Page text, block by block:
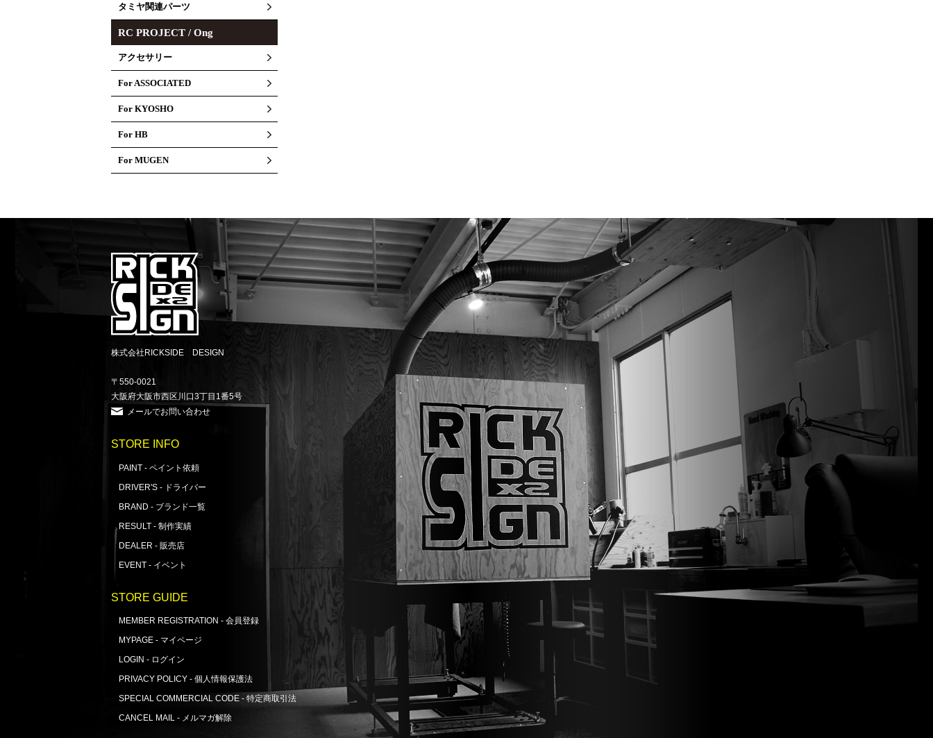
タミヤ関連パーツ
RC PROJECT / Ong
アクセサリー
For ASSOCIATED
For KYOSHO
For HB
For MUGEN
株式会社RICKSIDE DESIGN
〒550-0021
大阪府大阪市西区川口3丁目1番5号
メールでお問い合わせ
STORE INFO
PAINT - ペイント依頼
DRIVER'S - ドライバー
BRAND - ブランド一覧
RESULT - 制作実績
DEALER - 販売店
EVENT - イベント
STORE GUIDE
MEMBER REGISTRATION - 会員登録
MYPAGE - マイページ
LOGIN - ログイン
PRIVACY POLICY - 個人情報保護法
SPECIAL COMMERCIAL CODE - 特定商取引法
CANCEL MAIL - メルマガ解除